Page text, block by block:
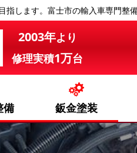
します。富士市の輸入車専門整
2003年より
修理実積1万台
備 鈑金塗装